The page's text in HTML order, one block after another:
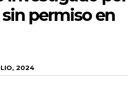
permiso en
2024